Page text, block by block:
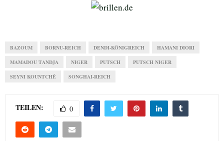
BAZOUM BORNU-REICH DENDI-KÖNIGREICH HAMANI DIORI
MAMADOU TANDJA NIGER PUTSCH PUTSCH NIGER
SEYNI KOUNTCHÉ SONGHAI-REICH
TEILEN: 0